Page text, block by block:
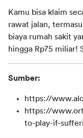
Kamu bisa klaim
rawat jalan,
biaya rumah sakit
hingga Rp75 miliar!
Sumber:
https://
https://
to-play-if-